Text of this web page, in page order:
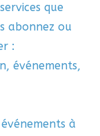
que
abonnez ou
:
événements,
à